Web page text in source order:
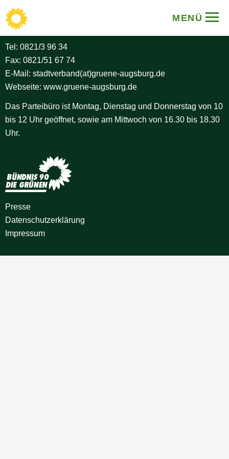
MENÜ
BÜNDNIS 90/DIE GRÜNEN
Stadtverband Augsburg
Tel: 0821/3 96 34
Fax: 0821/51 67 74
E-Mail: stadtverband(at)gruene-augsburg.de
Webseite: www.gruene-augsburg.de
Das Parteibüro ist Montag, Dienstag und Donnerstag von 10
bis 12 Uhr geöffnet, sowie am Mittwoch von 16.30 bis 18.30
Uhr.
Presse
Datenschutz­erklärung
Impressum